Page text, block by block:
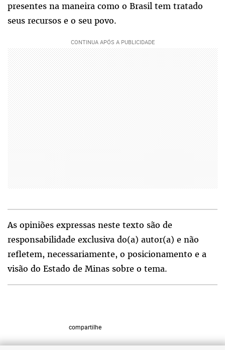
presentes na maneira como o Brasil tem tratado
seus recursos e o seu povo.
As opiniões expressas neste texto são de
responsabilidade exclusiva do(a) autor(a) e não
refletem, necessariamente, o posicionamento e a
visão do Estado de Minas sobre o tema.
compartilhe